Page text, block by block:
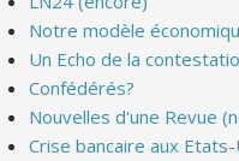
Notre modèle
Un Echo de la
Confédérés?
Nouvelles d'une Revue
Crise bancaire aux